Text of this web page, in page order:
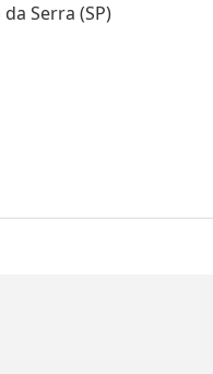
Serra (SP)